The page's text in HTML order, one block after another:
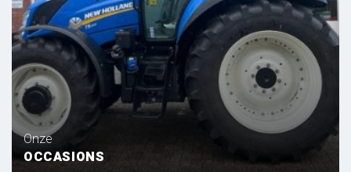
Onze
OCCASIONS